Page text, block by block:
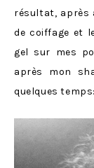
résultat, après
de coiffage et
gel sur mes
après mon
quelques temps: